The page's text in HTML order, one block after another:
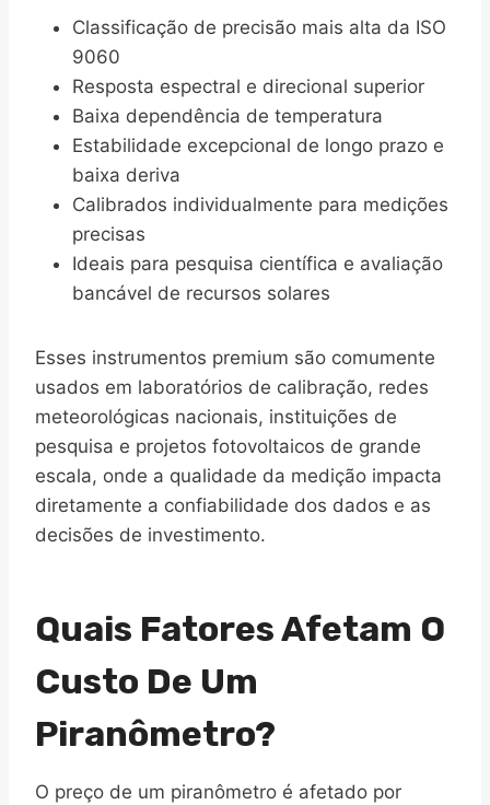
Classificação de precisão mais alta da ISO
9060
Resposta espectral e direcional superior
Baixa dependência de temperatura
Estabilidade excepcional de longo prazo e
baixa deriva
Calibrados individualmente para medições
precisas
Ideais para pesquisa científica e avaliação
bancável de recursos solares
Esses instrumentos premium são comumente
usados em laboratórios de calibração, redes
meteorológicas nacionais, instituições de
pesquisa e projetos fotovoltaicos de grande
escala, onde a qualidade da medição impacta
diretamente a confiabilidade dos dados e as
decisões de investimento.
Quais Fatores Afetam O
Custo De Um
Piranômetro?
O preço de um piranômetro é afetado por